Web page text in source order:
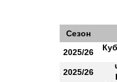
Сезон
2025/26
2025/26